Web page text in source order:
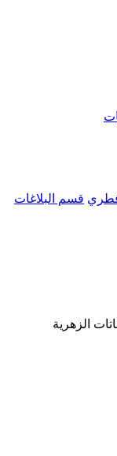
قسم البلاغات
الزهرية